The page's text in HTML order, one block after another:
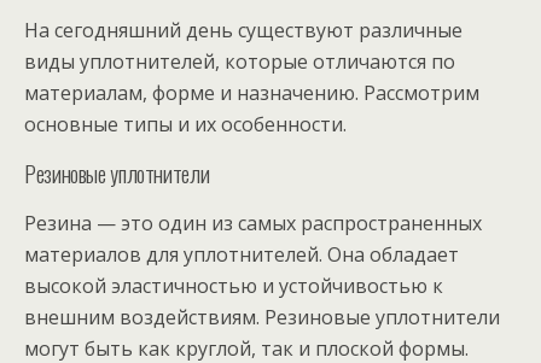
На сегодняшний день существуют различные
виды уплотнителей, которые отличаются по
материалам, форме и назначению. Рассмотрим
основные типы и их особенности.
Резиновые уплотнители
Резина — это один из самых распространенных
материалов для уплотнителей. Она обладает
высокой эластичностью и устойчивостью к
внешним воздействиям. Резиновые уплотнители
могут быть как круглой, так и плоской формы.